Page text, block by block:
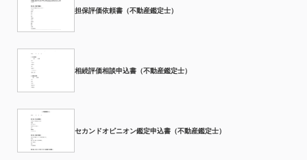
担保評価依頼書（不動産鑑定士）
相続評価相談申込書（不動産鑑定士）
セカンドオピニオン鑑定申込書（不動産鑑定士）